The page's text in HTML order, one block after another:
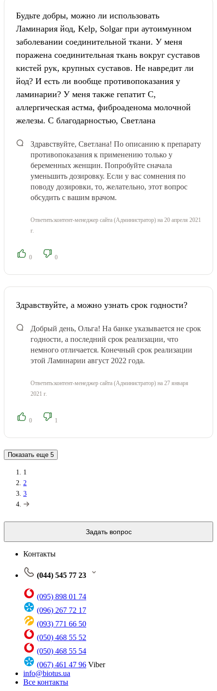
Будьте добры, можно ли использовать
Ламинария йод, Kelp, Solgar при аутоимунном
заболевании соединительной ткани. У меня
поражена соединительная ткань вокруг суставов
кистей рук, крупных суставов. Не навредит ли
йод? И есть ли вообще противопоказания у
ламинарии? У меня также гепатит С,
аллергическая астма, фиброаденома молочной
железы. С благодарностью, Светлана
Здравствуйте, Светлана! По описанию к препарату
противопоказания к применению только у
беременных женщин. Попробуйте сначала
уменьшить дозировку. Если у вас сомнения по
поводу дозировки, то, желательно, этот вопрос
обсудить с вашим врачом.
Ответить:контент-менеджер сайта (Администратор) на 20 апреля 2021
г.
0 0
Здравствуйте, а можно узнать срок годности?
Добрый день, Ольга! На банке указывается не срок
годности, а последний срок реализации, что
немного отличается. Конечный срок реализации
этой Ламинарии август 2022 года.
Ответить:контент-менеджер сайта (Администратор) на 27 января
2021 г.
0 1
Показать еще 5
1
2
3
Задать вопрос
Контакты
(044) 545 77 23
(095) 898 01 74
(096) 267 72 17
(093) 771 66 50
(050) 468 55 52
(050) 468 55 54
(067) 461 47 96 Viber
info@biotus.ua
Все контакты